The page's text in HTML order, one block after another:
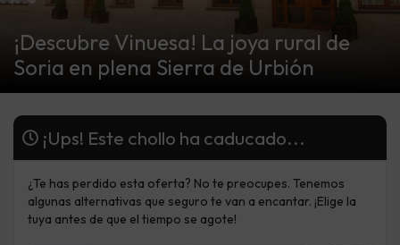
¡Descubre Vinuesa! La joya rural de
Soria en plena Sierra de Urbión
¡Ups! Este chollo ha caducado...
¿Te has perdido esta oferta? No te preocupes. Tenemos
algunas alternativas que seguro te van a encantar. ¡Elige la
tuya antes de que el tiempo se agote!